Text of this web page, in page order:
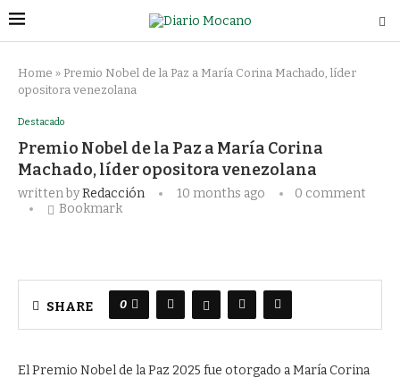
Home » Premio Nobel de la Paz a María Corina Machado, líder
opositora venezolana
Destacado
Premio Nobel de la Paz a María Corina
Machado, líder opositora venezolana
written byRedacción 10 months ago
0 comment
Bookmark
SHARE 0
El Premio Nobel de la Paz 2025 fue otorgado a María Corina